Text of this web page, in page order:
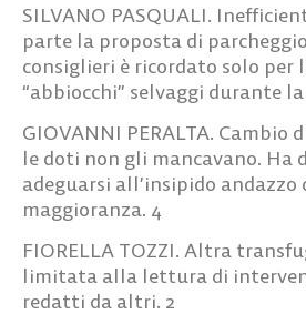
SILVANO PASQUALI.
parte la proposta di
consiglieri è ricordato solo per
“abbiocchi” selvaggi durante
GIOVANNI PERALTA. Cambio
le doti non gli mancavano. Ha
adeguarsi all’insipido andazzo
maggioranza. 4
FIORELLA TOZZI. Altra
limitata alla lettura di
redatti da altri. 2